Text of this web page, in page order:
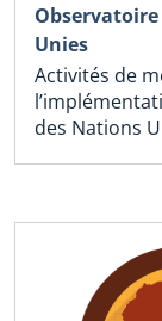
Observatoire
Unies
Activités de
des Nations